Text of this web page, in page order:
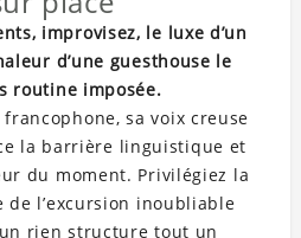
improvisez, le luxe d’un
d’une guesthouse le
routine imposée.
sa voix creuse
la barrière linguistique et
du moment. Privilégiez la
l’excursion inoubliable
rien structure tout un